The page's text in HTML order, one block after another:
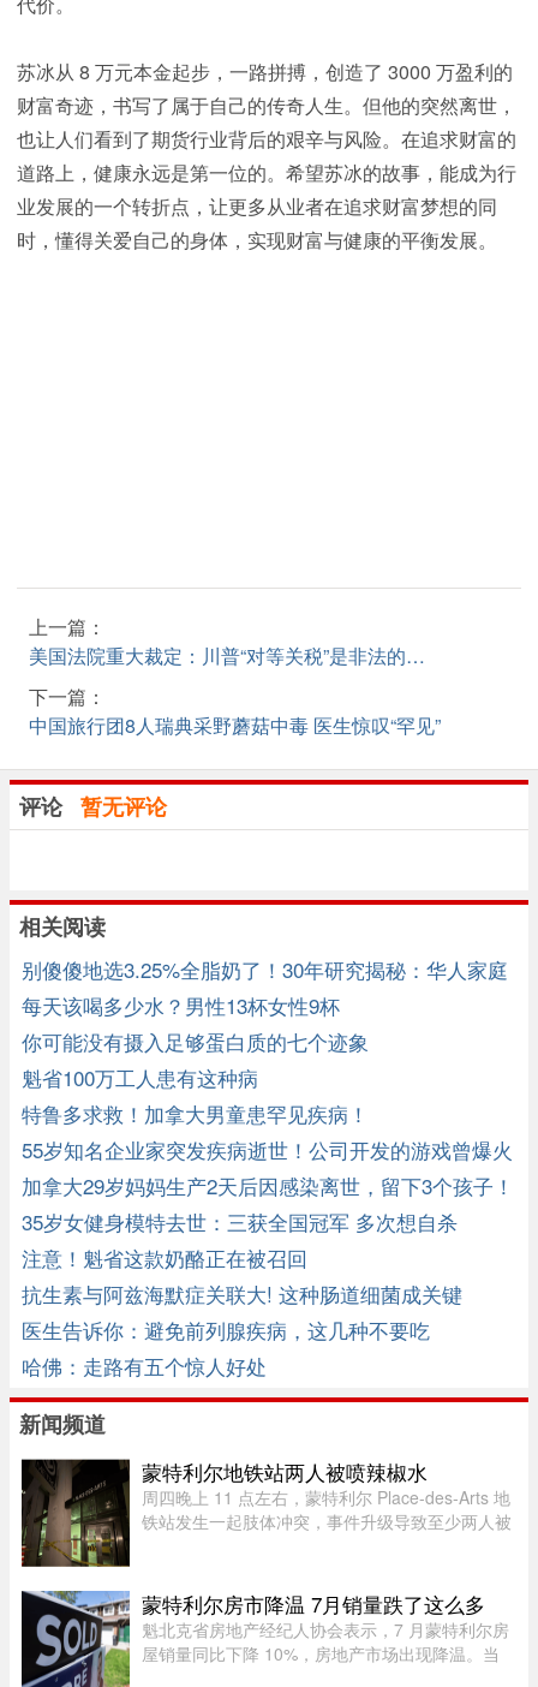
苏冰从 8 万元本金起步，一路拼搏，创造了 3000 万盈利的
财富奇迹，书写了属于自己的传奇人生。但他的突然离世，
也让人们看到了期货行业背后的艰辛与风险。在追求财富的
道路上，健康永远是第一位的。希望苏冰的故事，能成为行
业发展的一个转折点，让更多从业者在追求财富梦想的同
时，懂得关爱自己的身体，实现财富与健康的平衡发展。
上一篇：
美国法院重大裁定：川普“对等关税”是非法的…
下一篇：
中国旅行团8人瑞典采野蘑菇中毒 医生惊叹“罕见”
评论 暂无评论
相关阅读
别傻傻地选3.25%全脂奶了！30年研究揭秘：华人家庭
牛奶怎么选 ... ...
每天该喝多少水？男性13杯女性9杯
你可能没有摄入足够蛋白质的七个迹象
魁省100万工人患有这种病
特鲁多求救！加拿大男童患罕见疾病！
55岁知名企业家突发疾病逝世！公司开发的游戏曾爆火
加拿大29岁妈妈生产2天后因感染离世，留下3个孩子！
35岁女健身模特去世：三获全国冠军 多次想自杀
注意！魁省这款奶酪正在被召回
抗生素与阿兹海默症关联大! 这种肠道细菌成关键
医生告诉你：避免前列腺疾病，这几种不要吃
哈佛：走路有五个惊人好处
新闻频道
蒙特利尔地铁站两人被喷辣椒水
周四晚上 11 点左右，蒙特利尔 Place-des-Arts 地
铁站发生一起肢体冲突，事件升级导致至少两人被
多名乘客。蒙特利尔警方 ...
蒙特利尔房市降温 7月销量跌了这么多
魁北克省房地产经纪人协会表示，7 月蒙特利尔房
屋销量同比下降 10%，房地产市场出现降温。当